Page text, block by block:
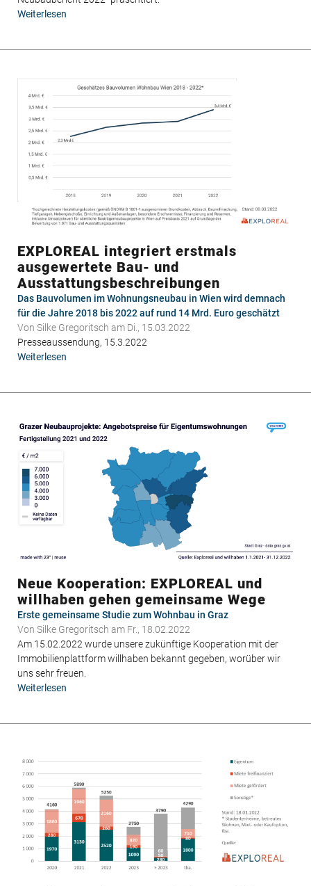
Weiterlesen
EXPLOREAL integriert erstmals
ausgewertete Bau- und
Ausstattungsbeschreibungen
Das Bauvolumen im Wohnungsneubau in Wien wird demnach
für die Jahre 2018 bis 2022 auf rund 14 Mrd. Euro geschätzt
Von Silke Gregoritsch am Di., 15.03.2022
Presseaussendung, 15.3.2022
Weiterlesen
Bau-
und
Ausstattungsbeschreibungen
Neue Kooperation: EXPLOREAL und
willhaben gehen gemeinsame Wege
Erste gemeinsame Studie zum Wohnbau in Graz
Von Silke Gregoritsch am Fr., 18.02.2022
Am 15.02.2022 wurde unsere zukünftige Kooperation mit der
Immobilienplattform willhaben bekannt gegeben, worüber wir
uns sehr freuen.
Weiterlesen
willhaben
gehen
gemeinsame
Wege